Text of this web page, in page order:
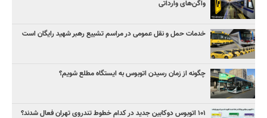
واگن‌های وارداتی
خدمات حمل و نقل عمومی در مراسم تشییع رهبر شهید رایگان است
چگونه از زمان رسیدن اتوبوس به ایستگاه مطلع شویم؟
۱۰۱ اتوبوس دوکابین جدید در کدام خطوط تندروی تهران فعال شدند؟